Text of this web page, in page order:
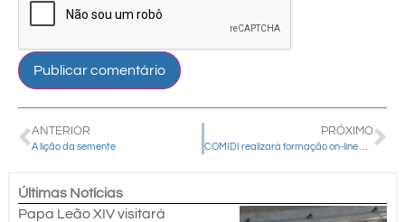
ANTERIOR
A lição da semente
PRÓXIMO
Últimas Notícias
Papa Leão XIV visitará